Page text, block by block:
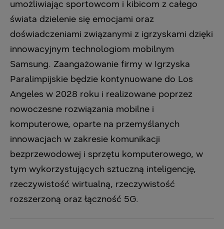
umożliwiając sportowcom i kibicom z całego
świata dzielenie się emocjami oraz
doświadczeniami związanymi z igrzyskami dzięki
innowacyjnym technologiom mobilnym
Samsung. Zaangażowanie firmy w Igrzyska
Paralimpijskie będzie kontynuowane do Los
Angeles w 2028 roku i realizowane poprzez
nowoczesne rozwiązania mobilne i
komputerowe, oparte na przemyślanych
innowacjach w zakresie komunikacji
bezprzewodowej i sprzętu komputerowego, w
tym wykorzystujących sztuczną inteligencję,
rzeczywistość wirtualną, rzeczywistość
rozszerzoną oraz łączność 5G.